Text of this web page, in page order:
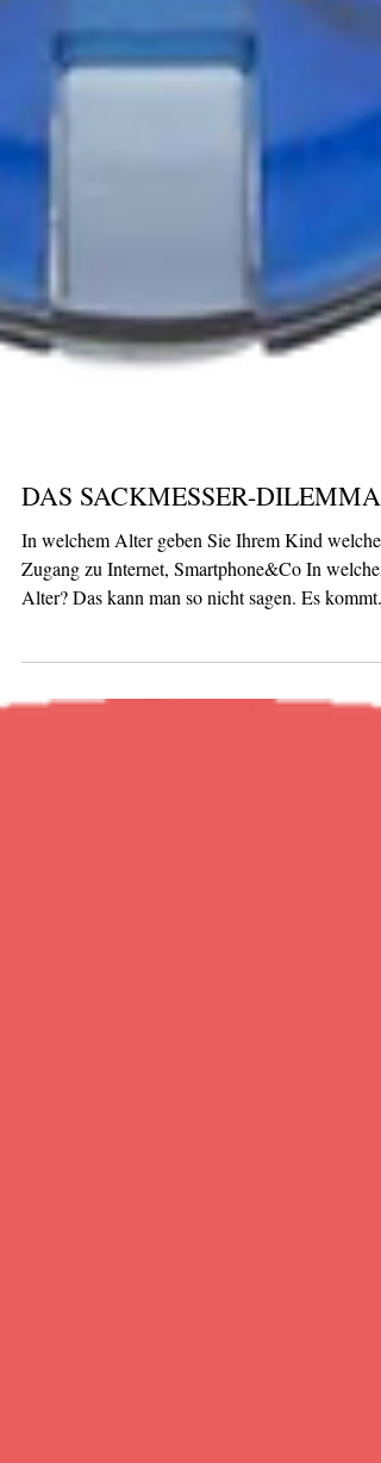
DAS SACKMESSER-DILEMMA
In welchem Alter geben Sie Ihrem Kind welchen
Zugang zu Internet, Smartphone&Co In welchem